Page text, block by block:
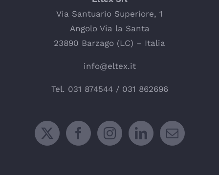
Via Santuario Superiore, 1
Angolo Via la Santa
23890 Barzago (LC) – Italia
info@eltex.it
Tel. 031 874544/ 031 862696